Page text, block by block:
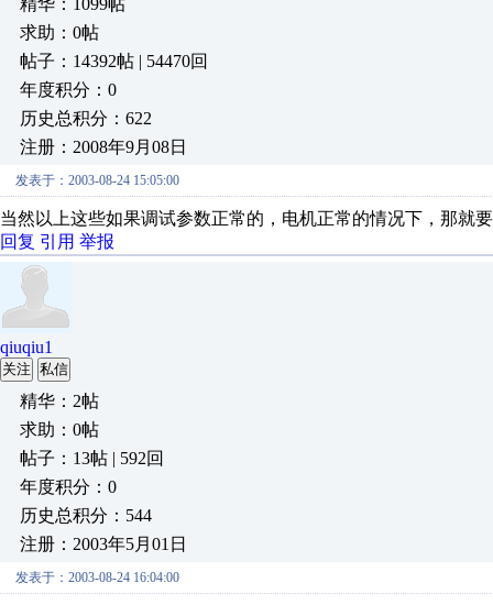
精华：1099帖
求助：0帖
帖子：14392帖 | 54470回
年度积分：0
历史总积分：622
注册：2008年9月08日
发表于：2003-08-24 15:05:00
当然以上这些如果调试参数正常的，电机正常的情况下，那就
回复 引用 举报
qiuqiu1
关注 私信
精华：2帖
求助：0帖
帖子：13帖 | 592回
年度积分：0
历史总积分：544
注册：2003年5月01日
发表于：2003-08-24 16:04:00